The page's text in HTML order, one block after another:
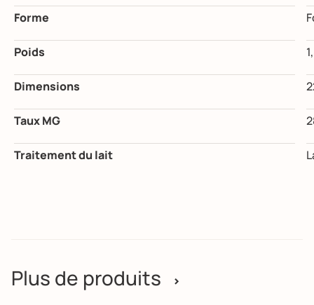
Forme
Poids
Dimensions
Taux MG
Traitement du lait
Plus de produits >